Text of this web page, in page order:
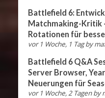
Battlefield 6:
Matchmaking-Kritik
Rotationen für
vor 1 Woche, 1 Tag by
Battlefield 6 Q&A
Server Browser,
Neuerungen für
vor 1 Woche, 2 Tagen by